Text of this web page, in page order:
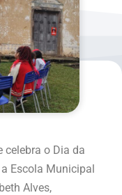
celebra o Dia da
Escola Municipal
Alves,